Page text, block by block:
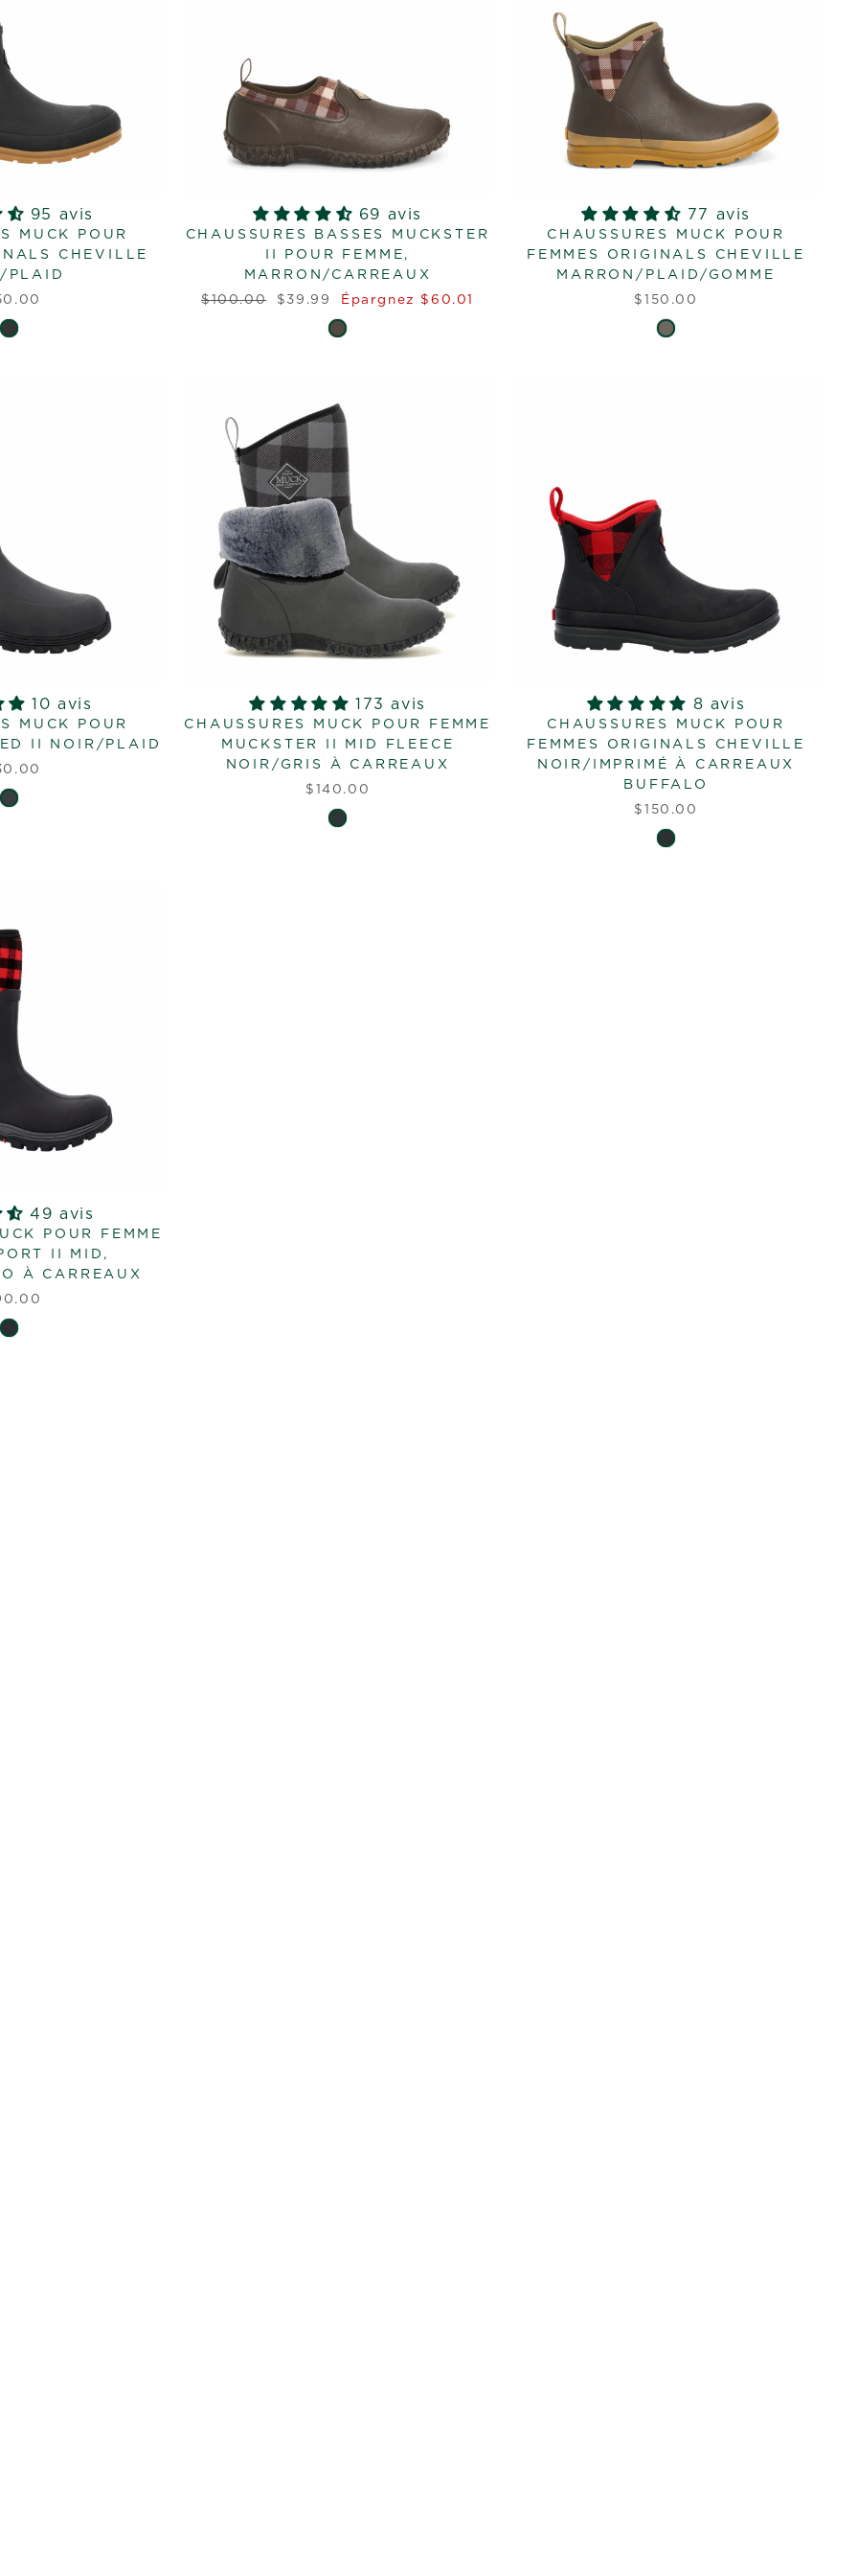
95 avis
MUCK POUR
CHEVILLE
PLAID
69 avis
CHAUSSURES BASSES MUCKSTER
II POUR FEMME,
MARRON/CARREAUX
Prix
$100.00
Prix
$39.99 Épargnez $60.01
77 avis
CHAUSSURES MUCK POUR
FEMMES ORIGINALS CHEVILLE
MARRON/PLAID/GOMME
$150.00
10 avis
MUCK POUR
II NOIR/PLAID
173 avis
CHAUSSURES MUCK POUR FEMME
MUCKSTER II MID FLEECE
NOIR/GRIS À CARREAUX
$140.00
8 avis
CHAUSSURES MUCK POUR
FEMMES ORIGINALS CHEVILLE
NOIR/IMPRIMÉ À CARREAUX
BUFFALO
$150.00
49 avis
POUR FEMME
II MID,
À CARREAUX